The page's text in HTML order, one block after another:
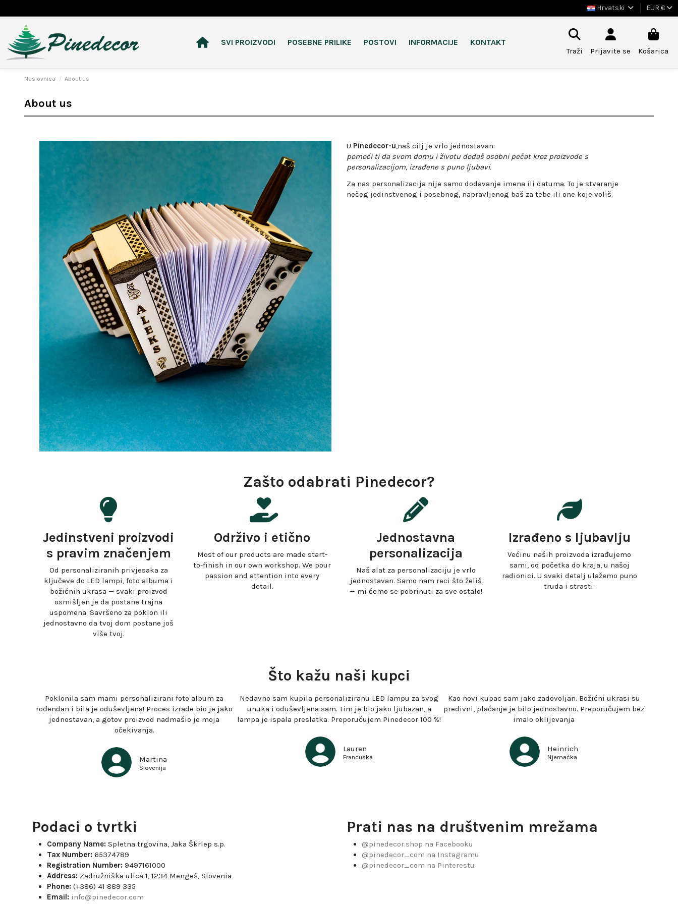
Hrvatski EUR €
SVI PROIZVODI POSEBNE PRILIKE POSTOVI INFORMACIJE KONTAKT
Traži Prijavite se Košarica
Naslovnica About us
About us
U Pinedecor-u,naš cilj je vrlo jednostavan:
pomoći ti da svom domu i životu dodaš osobni pečat kroz proizvode s
personalizacijom, izrađene s puno ljubavi.
Za nas personalizacija nije samo dodavanje imena ili datuma. To je stvaranje
nečeg jedinstvenog i posebnog, napravljenog baš za tebe ili one koje voliš.
Zašto odabrati Pinedecor?
Jedinstveni proizvodi
s pravim značenjem
Od personaliziranih privjesaka za
ključeve do LED lampi, foto albuma i
božićnih ukrasa — svaki proizvod
osmišljen je da postane trajna
uspomena. Savršeno za poklon ili
jednostavno da tvoj dom postane još
više tvoj.
Održivo i etično
Most of our products are made start-
to-finish in our own workshop. We pour
passion and attention into every
detail.
Jednostavna
personalizacija
Naš alat za personalizaciju je vrlo
jednostavan. Samo nam reci što želiš
— mi ćemo se pobrinuti za sve ostalo!
Izrađeno s ljubavlju
Većinu naših proizvoda izrađujemo
sami, od početka do kraja, u našoj
radionici. U svaki detalj ulažemo puno
truda i strasti.
Što kažu naši kupci
Poklonila sam mami personalizirani foto album za
rođendan i bila je oduševljena! Proces izrade bio je jako
jednostavan, a gotov proizvod nadmašio je moja
očekivanja.
Martina
Slovenija
Nedavno sam kupila personaliziranu LED lampu za svog
unuka i oduševljena sam. Tim je bio jako ljubazan, a
lampa je ispala preslatka. Preporučujem Pinedecor 100 %!
Lauren
Francuska
Kao novi kupac sam jako zadovoljan. Božićni ukrasi su
predivni, plaćanje je bilo jednostavno. Preporučujem bez
imalo oklijevanja
Heinrich
Njemačka
Podaci o tvrtki
Company Name: Spletna trgovina, Jaka Škrlep s.p.
Tax Number: 65374789
Registration Number: 9497161000
Address: Zadružniška ulica 1, 1234 Mengeš, Slovenia
Phone: (+386) 41 889 335
Email: info@pinedecor.com
Prati nas na društvenim mrežama
@pinedecor.shop na Facebooku
@pinedecor_com na Instagramu
@pinedecor_com na Pinterestu